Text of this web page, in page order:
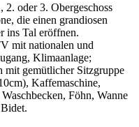
oder 3. Obergeschoss
die einen grandiosen
ins Tal eröffnen.
mit nationalen und
Klimaanlage;
mit gemütlicher Sitzgruppe
Kaffemaschine,
Föhn, Wanne